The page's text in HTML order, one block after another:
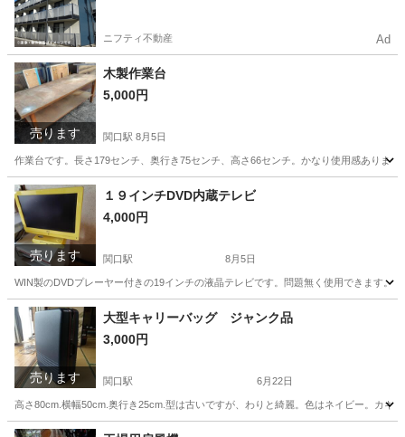
ニフティ不動産 Ad
売ります
木製作業台
5,000円
関口駅 8月5日
作業台です。長さ179センチ、奥行き75センチ、高さ66センチ。かなり使用感ありま
岐阜 関市 関口駅 その他 トラック
売ります
１９インチDVD内蔵テレビ
4,000円
関口駅 8月5日
WIN製のDVDプレーヤー付きの19インチの液晶テレビです。問題無く使用できます。
岐阜 関市 関口駅 テレビ 19インチ
売ります
大型キャリーバッグ ジャンク品
3,000円
関口駅 6月22日
高さ80cm.横幅50cm.奥行き25cm.型は古いですが、わりと綺麗。色はネイビー。カ
岐阜 関市 関口駅 その他